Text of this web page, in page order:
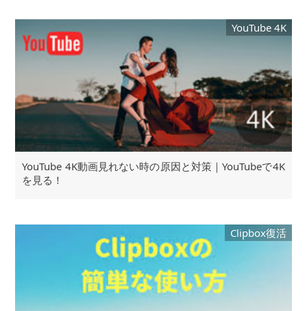
YouTube 4K
YouTube 4K動画見れない時の原因と対策｜YouTubeで4K
を見る！
Clipbox復活